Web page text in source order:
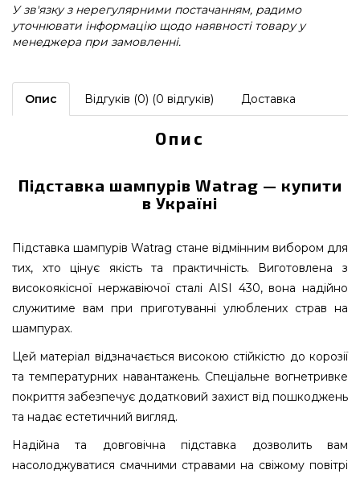
У зв'язку з нерегулярними постачанням, радимо
уточнювати інформацію щодо наявності товару у
менеджера при замовленні.
Опис Відгуків (0) (0 відгуків) Доставка
Опис
Підставка шампурів Watrag — купити
в Україні
Підставка шампурів Watrag стане відмінним вибором для
тих, хто цінує якість та практичність. Виготовлена з
високоякісної нержавіючої сталі AISI 430, вона надійно
служитиме вам при приготуванні улюблених страв на
шампурах.
Цей матеріал відзначається високою стійкістю до корозії
та температурних навантажень. Спеціальне вогнетривке
покриття забезпечує додатковий захист від пошкоджень
та надає естетичний вигляд.
Надійна та довговічна підставка дозволить вам
насолоджуватися смачними стравами на свіжому повітрі